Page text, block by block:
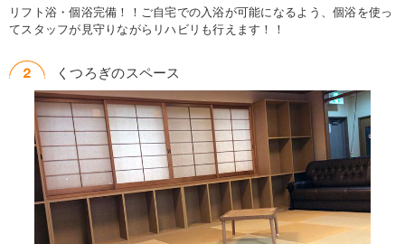
リフト浴・個浴完備！！ご自宅での入浴が可能になるよう、個浴を使っ
てスタッフが見守りながらリハビリも行えます！！
くつろぎのスペース